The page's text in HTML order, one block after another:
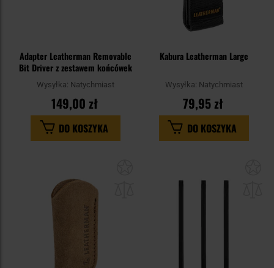
Adapter Leatherman Removable
Bit Driver z zestawem końcówek
Wysyłka: Natychmiast
149,00 zł
DO KOSZYKA
Kabura Leatherman Large
Wysyłka: Natychmiast
79,95 zł
DO KOSZYKA